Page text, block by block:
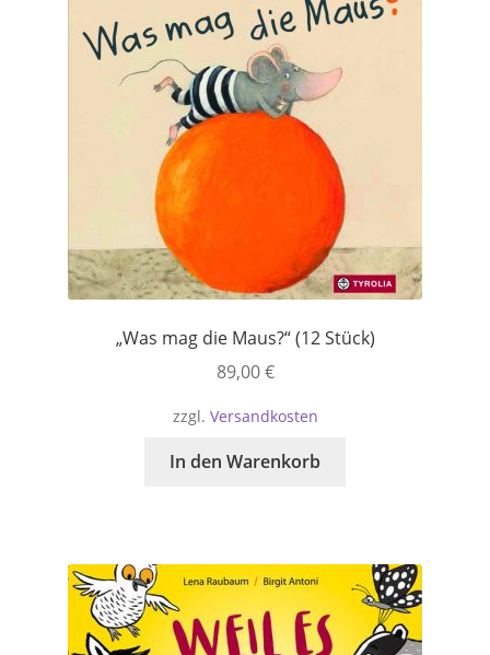
„Was mag die Maus?“ (12 Stück)
89,00€
zzgl. Versandkosten
In den Warenkorb